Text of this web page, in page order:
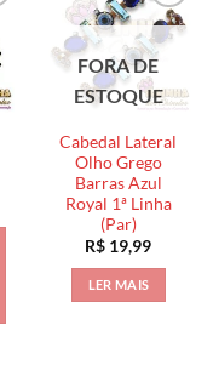
FORA DE
ESTOQUE
Cabedal Lateral
Olho Grego
Barras Azul
Royal 1ª Linha
(Par)
R$ 19,99
LER MAIS